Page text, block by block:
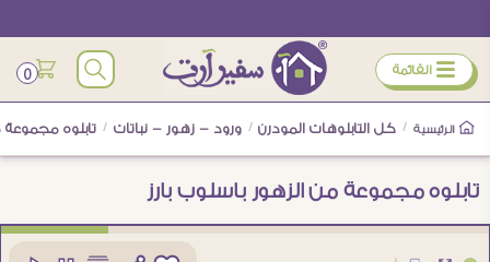
ÿ القائمة 0
الرئيسية / كل التابلوهات المودرن / ورود - زهور - نباتات / تابلوه مجموعة
تابلوه مجموعة من الزهور باسلوب بارز